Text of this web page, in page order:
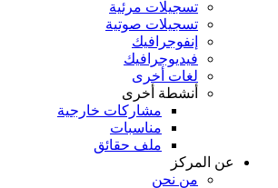
تسجيلات مرئية
تسجيلات صوتية
إنفوجرافيك
فيديوجرافيك
لغات أخرى
أنشطة أخرى
مشاركات خارجية
مناسبات
ملف حقائق
عن المركز
من نحن